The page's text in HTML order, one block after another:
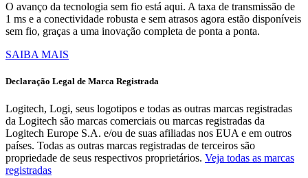
O avanço da tecnologia sem fio está aqui. A taxa de transmissão de
1 ms e a conectividade robusta e sem atrasos agora estão disponíveis
sem fio, graças a uma inovação completa de ponta a ponta.
SAIBA MAIS
Declaração Legal de Marca Registrada
Logitech, Logi, seus logotipos e todas as outras marcas registradas
da Logitech são marcas comerciais ou marcas registradas da
Logitech Europe S.A. e/ou de suas afiliadas nos EUA e em outros
países. Todas as outras marcas registradas de terceiros são
propriedade de seus respectivos proprietários. Veja todas as marcas
registradas